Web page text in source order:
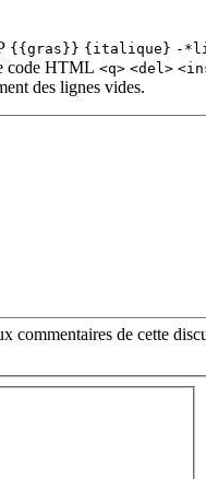
{{gras}} {italique} -
code HTML <q> <del>
des lignes vides.
commentaires de cette